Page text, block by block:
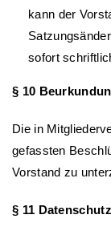
kann der
sofort
§ 10
Die in
gefassten
Vorstand zu
§ 11 Datenschutz